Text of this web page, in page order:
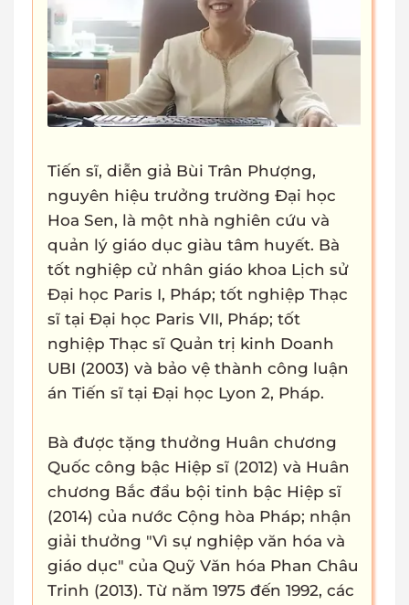
Tiến sĩ, diễn giả Bùi Trân Phượng,
nguyên hiệu trưởng trường Đại học
Hoa Sen, là một nhà nghiên cứu và
quản lý giáo dục giàu tâm huyết. Bà
tốt nghiệp cử nhân giáo khoa Lịch sử
Đại học Paris I, Pháp; tốt nghiệp Thạc
sĩ tại Đại học Paris VII, Pháp; tốt
nghiệp Thạc sĩ Quản trị kinh Doanh
UBI (2003) và bảo vệ thành công luận
án Tiến sĩ tại Đại học Lyon 2, Pháp.
Bà được tặng thưởng Huân chương
Quốc công bậc Hiệp sĩ (2012) và Huân
chương Bắc đẩu bội tinh bậc Hiệp sĩ
(2014) của nước Cộng hòa Pháp; nhận
giải thưởng "Vì sự nghiệp văn hóa và
giáo dục" của Quỹ Văn hóa Phan Châu
Trinh (2013). Từ năm 1975 đến 1992, các